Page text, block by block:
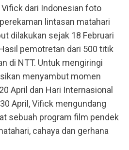
dari Indonesian foto
lintasan matahari
dilakukan sejak 18 Februari
pemotretan dari 500 titik
di NTT. Untuk mengiringi
menyambut momen
April dan Hari Internasional
April, Vifick mengundang
sebuah program film pendek
cahaya dan gerhana